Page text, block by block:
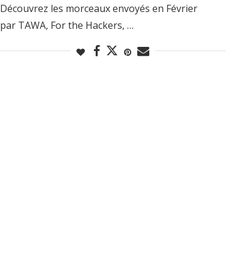
Découvrez les morceaux envoyés en Février
par TAWA, For the Hackers, …